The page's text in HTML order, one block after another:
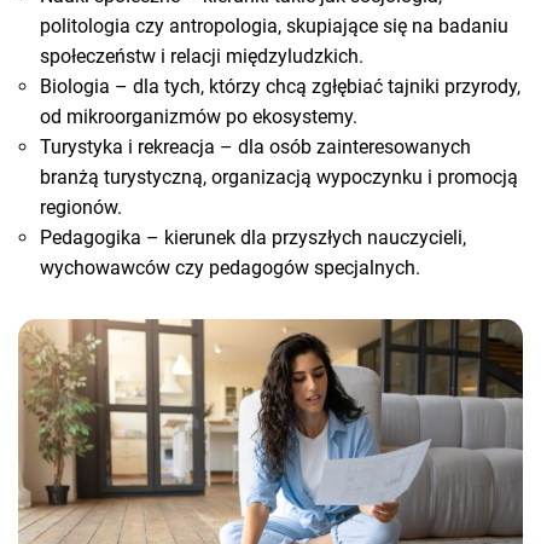
politologia czy antropologia, skupiające się na badaniu
społeczeństw i relacji międzyludzkich.
Biologia – dla tych, którzy chcą zgłębiać tajniki przyrody,
od mikroorganizmów po ekosystemy.
Turystyka i rekreacja – dla osób zainteresowanych
branżą turystyczną, organizacją wypoczynku i promocją
regionów.
Pedagogika – kierunek dla przyszłych nauczycieli,
wychowawców czy pedagogów specjalnych.